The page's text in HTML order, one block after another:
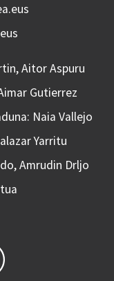
Aitor Aspuru
Gutierrez
Naia Vallejo
Yarritu
Amrudin Drljo